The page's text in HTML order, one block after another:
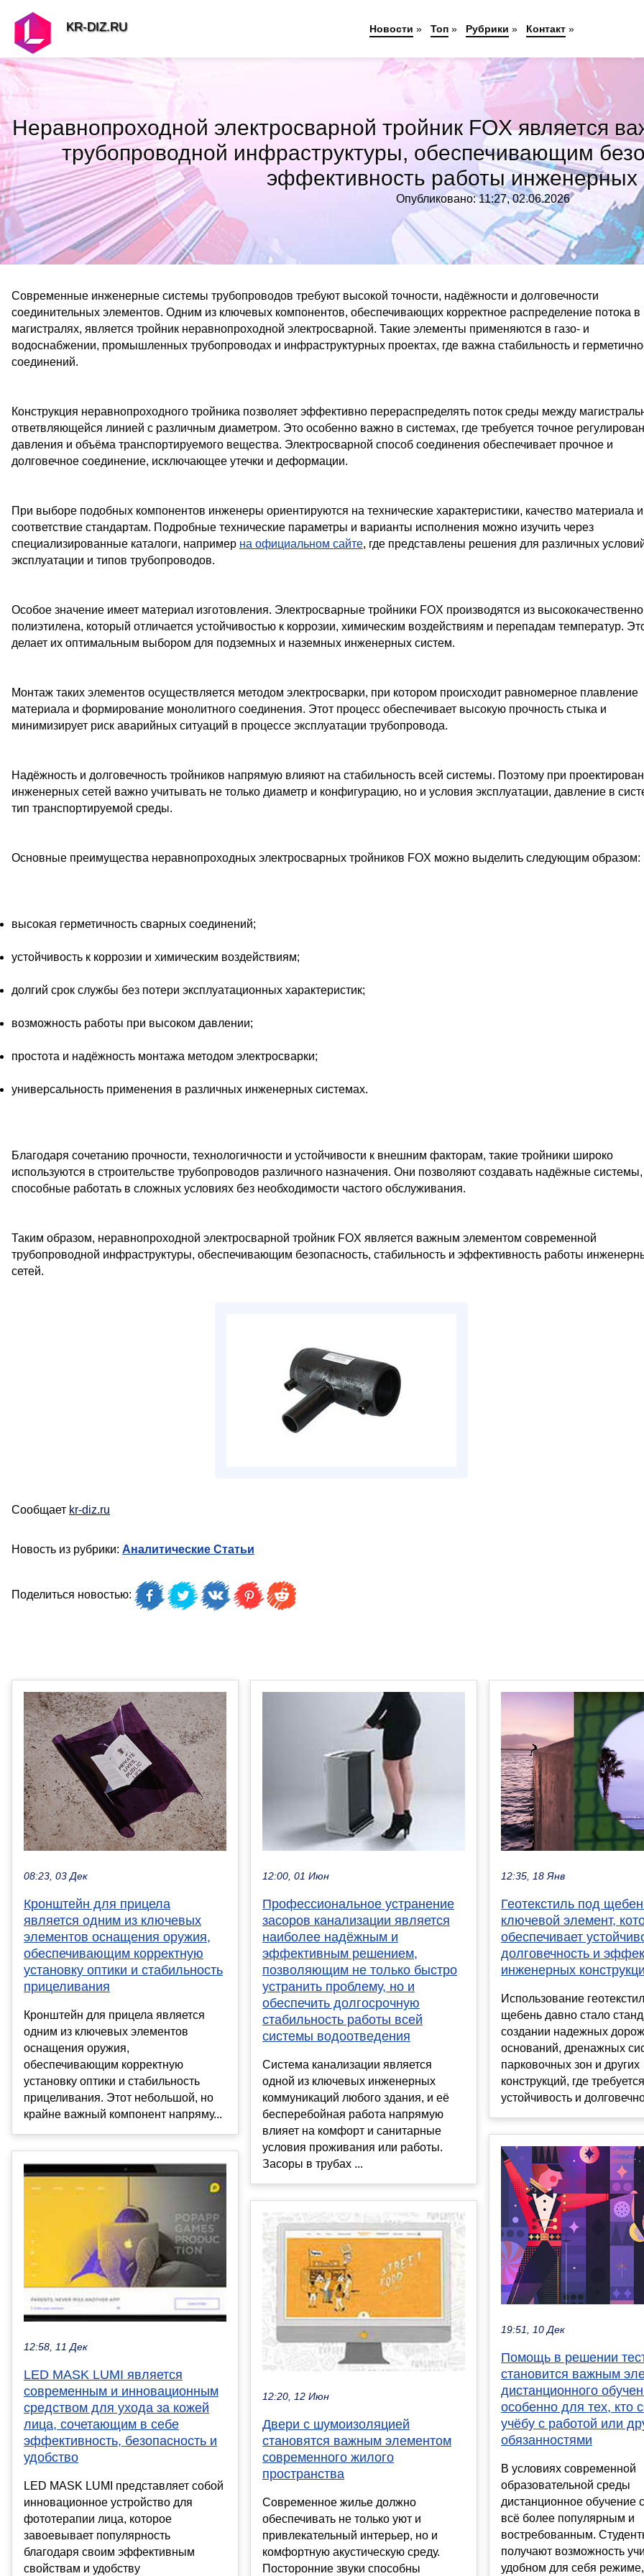
Неравнопроходной электросварной тройник FOX является
трубопроводной инфраструктуры, обеспечивающим
эффективность работы инженерных
Опубликовано: 11:27, 02.06.2026
Современные инженерные системы трубопроводов требуют высокой точности, надёжности и долговечности
соединительных элементов. Одним из ключевых компонентов, обеспечивающих корректное распределение потока в
магистралях, является тройник неравнопроходной электросварной. Такие элементы применяются в газо- и
водоснабжении, промышленных трубопроводах и инфраструктурных проектах, где важна стабильность и
соединений.
Конструкция неравнопроходного тройника позволяет эффективно перераспределять поток среды между
ответвляющейся линией с различным диаметром. Это особенно важно в системах, где требуется точное
давления и объёма транспортируемого вещества. Электросварной способ соединения обеспечивает прочное и
долговечное соединение, исключающее утечки и деформации.
При выборе подобных компонентов инженеры ориентируются на технические характеристики, качество материала и
соответствие стандартам. Подробные технические параметры и варианты исполнения можно изучить через
специализированные каталоги, например на официальном сайте, где представлены решения для различных
эксплуатации и типов трубопроводов.
Особое значение имеет материал изготовления. Электросварные тройники FOX производятся из
полиэтилена, который отличается устойчивостью к коррозии, химическим воздействиям и перепадам температур.
делает их оптимальным выбором для подземных и наземных инженерных систем.
Монтаж таких элементов осуществляется методом электросварки, при котором происходит равномерное плавление
материала и формирование монолитного соединения. Этот процесс обеспечивает высокую прочность стыка и
минимизирует риск аварийных ситуаций в процессе эксплуатации трубопровода.
Надёжность и долговечность тройников напрямую влияют на стабильность всей системы. Поэтому при
инженерных сетей важно учитывать не только диаметр и конфигурацию, но и условия эксплуатации, давление в
тип транспортируемой среды.
Основные преимущества неравнопроходных электросварных тройников FOX можно выделить следующим образом:
высокая герметичность сварных соединений;
устойчивость к коррозии и химическим воздействиям;
долгий срок службы без потери эксплуатационных характеристик;
возможность работы при высоком давлении;
простота и надёжность монтажа методом электросварки;
универсальность применения в различных инженерных системах.
Благодаря сочетанию прочности, технологичности и устойчивости к внешним факторам, такие тройники широко
используются в строительстве трубопроводов различного назначения. Они позволяют создавать надёжные системы,
способные работать в сложных условиях без необходимости частого обслуживания.
Таким образом, неравнопроходной электросварной тройник FOX является важным элементом современной
трубопроводной инфраструктуры, обеспечивающим безопасность, стабильность и эффективность работы
сетей.
Сообщает kr-diz.ru
Новость из рубрики: Аналитические Статьи
Поделиться новостью:
08:23, 03 Дек
Кронштейн для прицела
является одним из ключевых
элементов оснащения оружия,
обеспечивающим корректную
установку оптики и стабильность
прицеливания
Кронштейн для прицела является
одним из ключевых элементов
оснащения оружия,
обеспечивающим корректную
установку оптики и стабильность
прицеливания. Этот небольшой, но
крайне важный компонент напряму...
12:58, 11 Дек
LED MASK LUMI является
современным и инновационным
средством для ухода за кожей
лица, сочетающим в себе
эффективность, безопасность и
удобство
LED MASK LUMI представляет собой
инновационное устройство для
фототерапии лица, которое
завоевывает популярность
благодаря своим эффективным
свойствам и удобству
12:00, 01 Июн
Профессиональное устранение
засоров канализации является
наиболее надёжным и
эффективным решением,
позволяющим не только быстро
устранить проблему, но и
обеспечить долгосрочную
стабильность работы всей
системы водоотведения
Система канализации является
одной из ключевых инженерных
коммуникаций любого здания, и её
бесперебойная работа напрямую
влияет на комфорт и санитарные
условия проживания или работы.
Засоры в трубах ...
12:20, 12 Июн
Двери с шумоизоляцией
становятся важным элементом
современного жилого
пространства
Современное жилье должно
обеспечивать не только уют и
привлекательный интерьер, но и
комфортную акустическую среду.
Посторонние звуки способны
12:35, 18 Янв
Геотекстиль под
ключевой элемент,
обеспечивает
долговечность и
инженерных
Использование
щебень давно стало
создании надежных
оснований, дренажных
парковочных зон и других
конструкций, где требуется
устойчивость и
19:51, 10 Дек
Помощь в решении
становится важным
дистанционного
особенно для тех, кто
учёбу с работой или
обязанностями
В условиях современной
образовательной среды
дистанционное обучение
всё более популярным и
востребованным.
получают возможность
удобном для себя
KR-DIZ.RU Новости » Топ » Рубрики » Контакт »